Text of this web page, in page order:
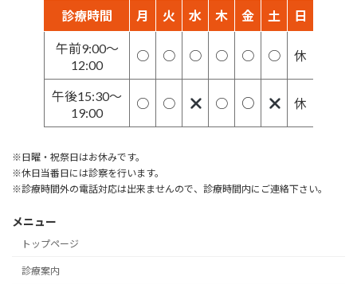
診療時間 月 火 水 木 金 土 日
午前9:00～
12:00
○ ○ ○ ○ ○ ○ 休
午後15:30～
19:00
○ ○ ○ ○ 休
※日曜・祝祭日はお休みです。
※休日当番日には診察を行います。
※診療時間外の電話対応は出来ませんので、診療時間内にご連絡下さい。
メニュー
トップページ
診療案内